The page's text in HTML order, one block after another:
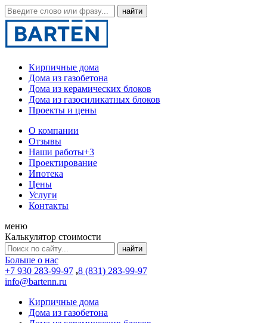
Кирпичные дома
Дома из газобетона
Дома из керамических блоков
Дома из газосиликатных блоков
Проекты и цены
О компании
Отзывы
Наши работы+3
Проектирование
Ипотека
Цены
Услуги
Контакты
меню
Калькулятор стоимости
Больше о нас
+7 930 283-99-97 ,8 (831) 283-99-97
info@bartenn.ru
Кирпичные дома
Дома из газобетона